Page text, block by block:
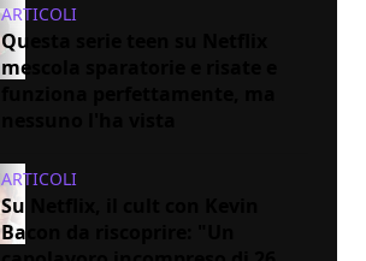
ARTICOLI
Questa serie teen su Netflix
mescola sparatorie e risate e
ARTICOLI
Su Netflix, il cult con Kevin
Bacon da riscoprire: "Un